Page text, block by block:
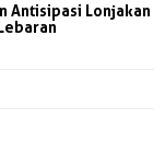
Antisipasi Lonjakan